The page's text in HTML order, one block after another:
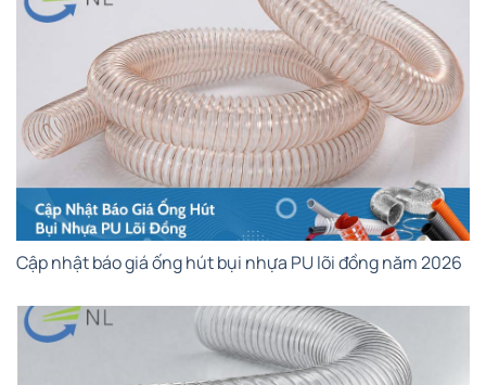
Cập nhật báo giá ống hút bụi nhựa PU lõi đồng năm 2026